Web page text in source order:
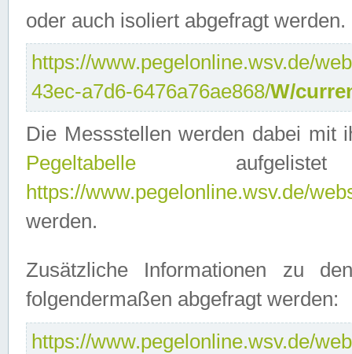
oder auch isoliert abgefragt werden.
https://www.pegelonline.wsv.de/
43ec-a7d6-6476a76ae868/W/
Die Messstellen werden dabei mit
Pegeltabelle
https://www.pegelonline.wsv.de/
werden.
Zusätzliche Informationen zu
folgendermaßen abgefragt werden:
https://www.pegelonline.wsv.de/